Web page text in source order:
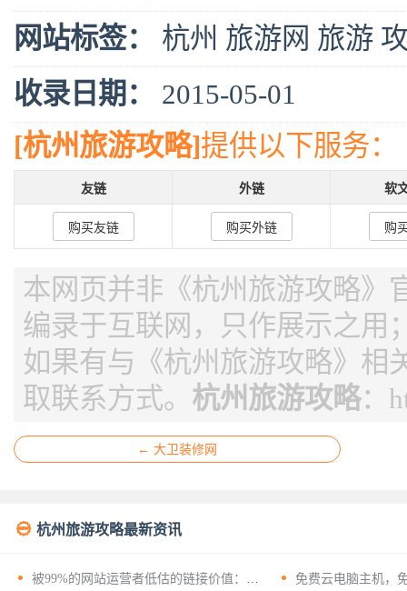
网站标签：
杭州 旅游网 旅游
收录日期：
2015-05-01
[杭州旅游攻略]提供以下服务：
友链 外链 软
购买友链 购买外链 购
本网页并非《杭州旅游攻略》
编录于互联网，只作展示之用
如果有与《杭州旅游攻略》相
取联系方式。 杭州旅游攻略：
← 大卫装修网
 杭州旅游攻略最新资讯
 被99%的网站运营者低估的链接价值：揭  免费云电脑主机，